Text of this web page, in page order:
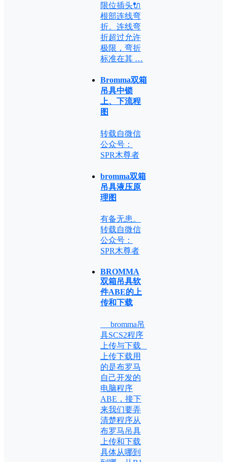
限位插头🔌
根部连线弯
折。连线弯
折超过允许
极限，弯折
标准在其 …
Bromma双箱
吊具中锁
上、下流程
图
转载自微信
公众号：
SPR木尊者
bromma双箱
吊具液压原
理图
有备无患。
转载自微信
公众号：
SPR木尊者
BROMMA
双箱吊具软
件ABE的上
传和下载
bromma吊
具SCS2程序
上传与下载
上传下载用
的是布罗马
自己开发的
电脑程序
ABE，接下
来我们要弄
清楚程序从
布罗马吊具
上传和下载
具体从哪到